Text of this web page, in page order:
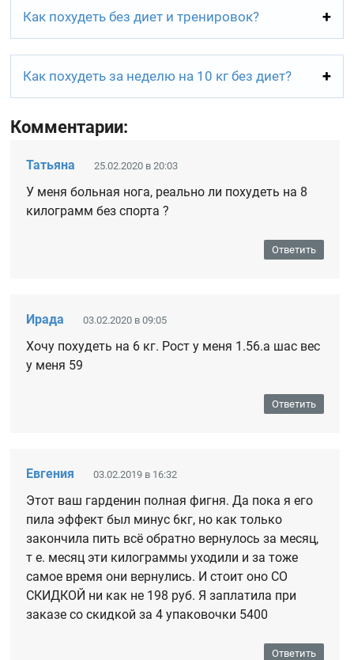
Как похудеть без диет и тренировок?
Как похудеть за неделю на 10 кг без диет?
Комментарии:
Татьяна 25.02.2020 в 20:03
У меня больная нога, реально ли похудеть на 8
килограмм без спорта ?
Ответить
Ирада 03.02.2020 в 09:05
Хочу похудеть на 6 кг. Рост у меня 1.56.а шас вес
у меня 59
Ответить
Евгения 03.02.2019 в 16:32
Этот ваш гарденин полная фигня. Да пока я его
пила эффект был минус 6кг, но как только
закончила пить всё обратно вернулось за месяц,
т е. месяц эти килограммы уходили и за тоже
самое время они вернулись. И стоит оно СО
СКИДКОЙ ни как не 198 руб. Я заплатила при
заказе со скидкой за 4 упаковочки 5400
Ответить